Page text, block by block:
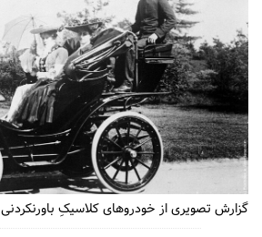
گزارش تصویری از خودروهای کلاسیکِ باورنکردنی